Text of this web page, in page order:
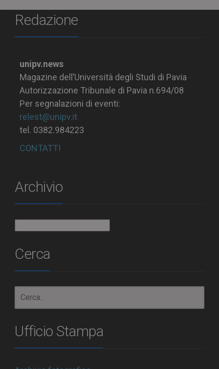
Redazione
unipv.news
Magazine dell’Università degli Studi di Pavia
Autorizzazione Tribunale di Pavia n.694/08
Per segnalazioni di eventi:
relest@unipv.it
tel. 0382.984223
CONTATTI
Archivio
Cerca
Ufficio Stampa